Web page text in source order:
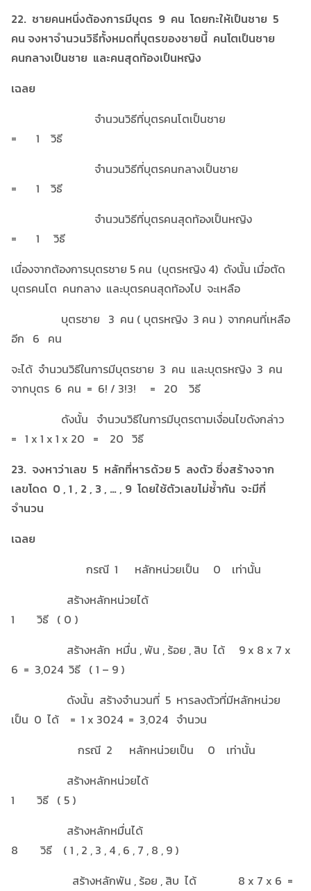
22. ชายคนหนึ่งต้องการมีบุตร 9 คน โดยกะให้เป็นชาย 5
คน จงหาจำนวนวิธีทั้งหมดที่บุตรของชายนี้ คนโตเป็นชาย
คนกลางเป็นชาย และคนสุดท้องเป็นหญิง
เฉลย
จำนวนวิธีที่บุตรคนโตเป็นชาย
= 1 วิธี
จำนวนวิธีที่บุตรคนกลางเป็นชาย
= 1 วิธี
จำนวนวิธีที่บุตรคนสุดท้องเป็นหญิง
= 1 วิธี
เนื่องจากต้องการบุตรชาย 5 คน (บุตรหญิง 4) ดังนั้น เมื่อตัด
บุตรคนโต คนกลาง และบุตรคนสุดท้องไป จะเหลือ
บุตรชาย 3 คน ( บุตรหญิง 3 คน ) จากคนที่เหลือ
อีก 6 คน
จะได้ จำนวนวิธีในการมีบุตรชาย 3 คน และบุตรหญิง 3 คน
จากบุตร 6 คน = 6! / 3!3! = 20 วิธี
ดังนั้น จำนวนวิธีในการมีบุตรตามเงื่อนไขดังกล่าว
= 1 x 1 x 1 x 20 = 20 วิธี
23. จงหาว่าเลข 5 หลักที่หารด้วย 5 ลงตัว ซึ่งสร้างจาก
เลขโดด 0 , 1 , 2 , 3 , … , 9 โดยใช้ตัวเลขไม่ซ้ำกัน จะมีกี่
จำนวน
เฉลย
กรณี 1 หลักหน่วยเป็น 0 เท่านั้น
สร้างหลักหน่วยได้
1 วิธี ( 0 )
สร้างหลัก หมื่น , พัน , ร้อย , สิบ ได้ 9 x 8 x 7 x
6 = 3,024 วิธี ( 1 – 9 )
ดังนั้น สร้างจำนวนที่ 5 หารลงตัวที่มีหลักหน่วย
เป็น 0 ได้ = 1 x 3024 = 3,024 จำนวน
กรณี 2 หลักหน่วยเป็น 0 เท่านั้น
สร้างหลักหน่วยได้
1 วิธี ( 5 )
สร้างหลักหมื่นได้
8 วิธี ( 1 , 2 , 3 , 4 , 6 , 7 , 8 , 9 )
สร้างหลักพัน , ร้อย , สิบ ได้ 8 x 7 x 6 =